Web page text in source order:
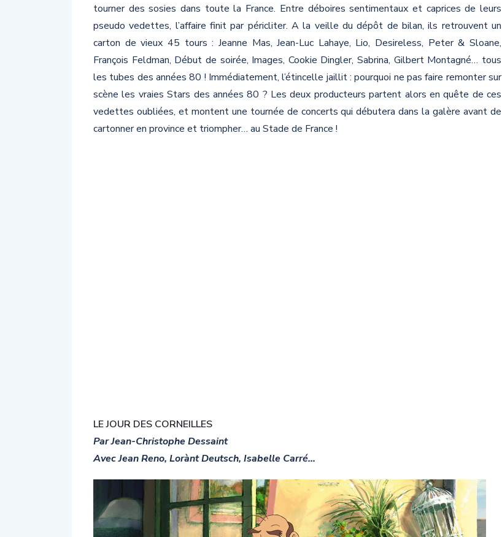
tourner des sosies dans toute la France. Entre déboires sentimentaux et caprices de leurs
pseudo vedettes, l’affaire finit par péricliter. A la veille du dépôt de bilan, ils retrouvent un
carton de vieux 45 tours : Jeanne Mas, Jean-Luc Lahaye, Lio, Desireless, Peter & Sloane,
François Feldman, Début de soirée, Images, Cookie Dingler, Sabrina, Gilbert Montagné… tous
les tubes des années 80 ! Immédiatement, l’étincelle jaillit : pourquoi ne pas faire remonter sur
scène les vraies Stars des années 80 ? Les deux producteurs partent alors en quête de ces
vedettes oubliées, et montent une tournée de concerts qui débutera dans la galère avant de
cartonner en province et triompher… au Stade de France !
LE JOUR DES CORNEILLES
Par Jean-Christophe Dessaint
Avec Jean Reno, Lorànt Deutsch, Isabelle Carré…